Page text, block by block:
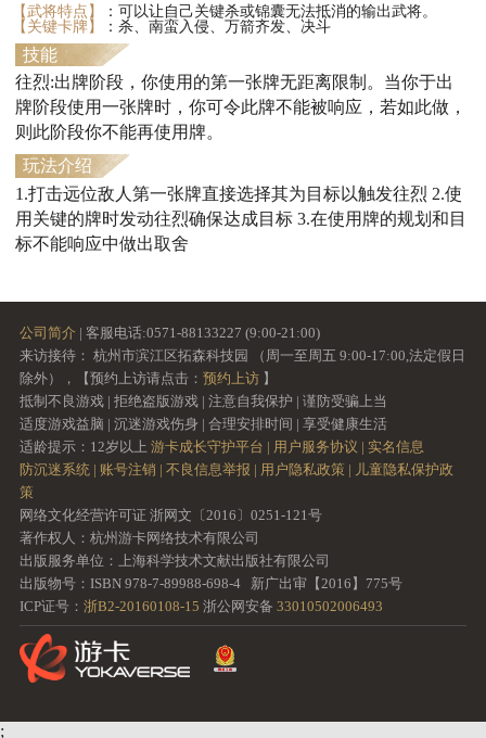
【武将特点】
：可以让自己关键杀或锦囊无法抵消的输出武将。
【关键卡牌】
：杀、南蛮入侵、万箭齐发、决斗
技能
往烈:出牌阶段，你使用的第一张牌无距离限制。当你于出
牌阶段使用一张牌时，你可令此牌不能被响应，若如此做，
则此阶段你不能再使用牌。
玩法介绍
1.打击远位敌人第一张牌直接选择其为目标以触发往烈 2.使
用关键的牌时发动往烈确保达成目标 3.在使用牌的规划和目
标不能响应中做出取舍
公司简介 | 客服电话:0571-88133227 (9:00-21:00)
来访接待： 杭州市滨江区拓森科技园 （周一至周五 9:00-17:00,法定假日
除外），【预约上访请点击： 预约上访】
抵制不良游戏 | 拒绝盗版游戏 | 注意自我保护 | 谨防受骗上当
适度游戏益脑 | 沉迷游戏伤身 | 合理安排时间 | 享受健康生活
适龄提示：12岁以上 游卡成长守护平台 | 用户服务协议 | 实名信息
防沉迷系统 | 账号注销 | 不良信息举报 | 用户隐私政策 | 儿童隐私保护政
策
网络文化经营许可证 浙网文〔2016〕0251-121号
著作权人：杭州游卡网络技术有限公司
出版服务单位：上海科学技术文献出版社有限公司
出版物号：ISBN 978-7-89988-698-4 新广出审【2016】775号
ICP证号： 浙B2-20160108-15 浙公网安备 33010502006493
;